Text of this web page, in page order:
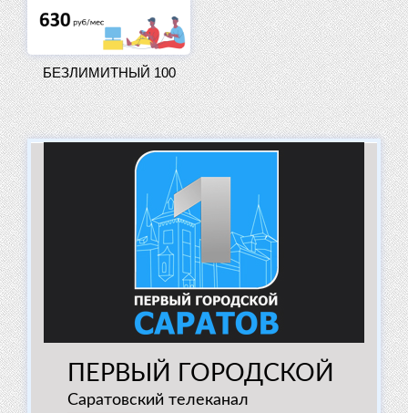
БЕЗЛИМИТНЫЙ 100
ПЕРВЫЙ ГОРОДСКОЙ
Саратовский телеканал